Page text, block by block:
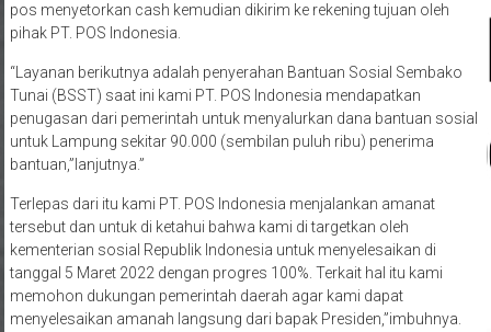
pos menyetorkan cash kemudian dikirim ke rekening tujuan oleh
pihak PT. POS Indonesia.
“Layanan berikutnya adalah penyerahan Bantuan Sosial Sembako
Tunai (BSST) saat ini kami PT. POS Indonesia mendapatkan
penugasan dari pemerintah untuk menyalurkan dana bantuan sosial
untuk Lampung sekitar 90.000 (sembilan puluh ribu) penerima
bantuan,”lanjutnya.”
Terlepas dari itu kami PT. POS Indonesia menjalankan amanat
tersebut dan untuk di ketahui bahwa kami di targetkan oleh
kementerian sosial Republik Indonesia untuk menyelesaikan di
tanggal 5 Maret 2022 dengan progres 100%. Terkait hal itu kami
memohon dukungan pemerintah daerah agar kami dapat
menyelesaikan amanah langsung dari bapak Presiden,”imbuhnya.